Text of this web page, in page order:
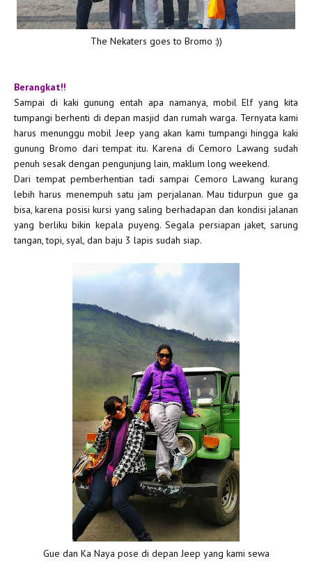
The Nekaters goes to Bromo :))
Berangkat!!
Sampai di kaki gunung entah apa namanya, mobil Elf yang kita
tumpangi berhenti di depan masjid dan rumah warga. Ternyata kami
harus menunggu mobil Jeep yang akan kami tumpangi hingga kaki
gunung Bromo dari tempat itu. Karena di Cemoro Lawang sudah
penuh sesak dengan pengunjung lain, maklum long weekend.
Dari tempat pemberhentian tadi sampai Cemoro Lawang kurang
lebih harus menempuh satu jam perjalanan. Mau tidurpun gue ga
bisa, karena posisi kursi yang saling berhadapan dan kondisi jalanan
yang berliku bikin kepala puyeng. Segala persiapan jaket, sarung
tangan, topi, syal, dan baju 3 lapis sudah siap.
Gue dan Ka Naya pose di depan Jeep yang kami sewa